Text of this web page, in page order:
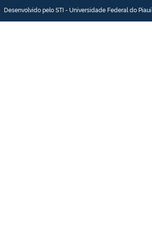
Desenvolvido pelo STI - Universidade Federal do Piauí